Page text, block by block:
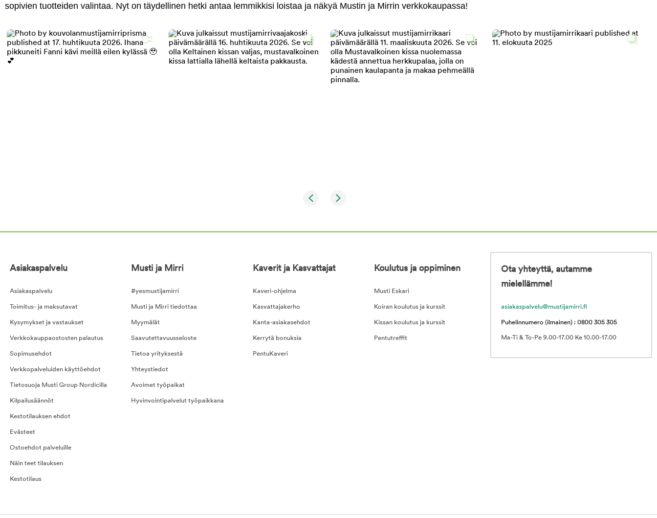
sopivien tuotteiden valintaa. Nyt on täydellinen hetki antaa lemmikkisi loistaa ja näkyä Mustin ja Mirrin verkkokaupassa!
Asiakaspalvelu
Asiakaspalvelu
Toimitus- ja maksutavat
Kysymykset ja vastaukset
Verkkokauppaostosten palautus
Sopimusehdot
Verkkopalveluiden käyttöehdot
Tietosuoja Musti Group Nordicilla
Kilpailusäännöt
Kestotilauksen ehdot
Evästeet
Ostoehdot palveluille
Näin teet tilauksen
Kestotilaus
Musti ja Mirri
#yesmustijamirri
Musti ja Mirri tiedottaa
Myymälät
Saavutettavuusseloste
Tietoa yrityksestä
Yhteystiedot
Avoimet työpaikat
Hyvinvointipalvelut työpaikkana
Kaverit ja Kasvattajat
Kaveri-ohjelma
Kasvattajakerho
Kanta-asiakasehdot
Kerrytä bonuksia
PentuKaveri
Koulutus ja oppiminen
Musti Eskari
Koiran koulutus ja kurssit
Kissan koulutus ja kurssit
Pentutreffit
Ota yhteyttä, autamme
mielellämme!
asiakaspalvelu@mustijamirri.fi
Puhelinnumero (ilmainen) : 0800 305 305
Ma-Ti & To-Pe 9.00-17.00 Ke 10.00-17.00